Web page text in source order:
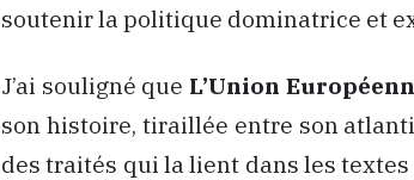
soutenir la politique dominatrice et
J’ai souligné que L’Union
son histoire, tiraillée entre son
des traités qui la lient dans les textes